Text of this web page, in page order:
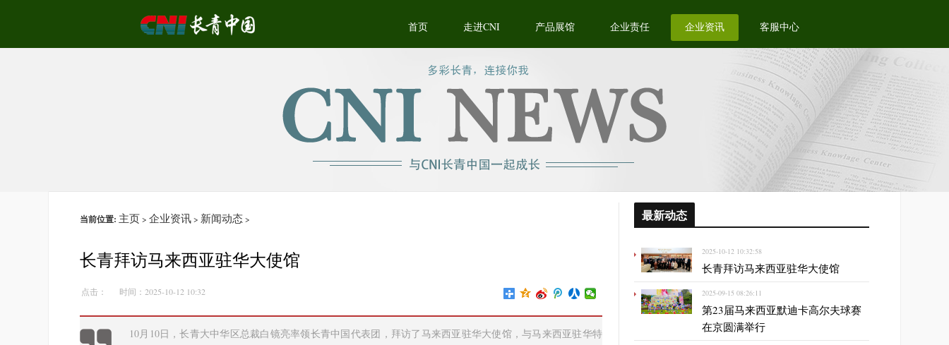
首页 走进CNI 产品展馆 企业责任 企业资讯 客服中心
当前位置: 主页> 企业资讯> 新闻动态>
长青拜访马来西亚驻华大使馆
点击： 时间：2025-10-12 10:32
10月10日，长青大中华区总裁白镜亮率领长青中国代表团，拜访了马来西亚驻华大使馆，与马来西亚驻华特
最新动态
2025-10-12 10:32:58
长青拜访马来西亚驻华大使馆
2025-09-15 08:26:11
第23届马来西亚默迪卡高尔夫球赛
在京圆满举行